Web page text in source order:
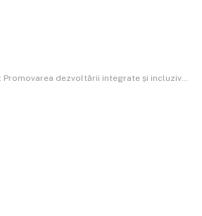
dezvoltării integrate și incluzive în domeniul social